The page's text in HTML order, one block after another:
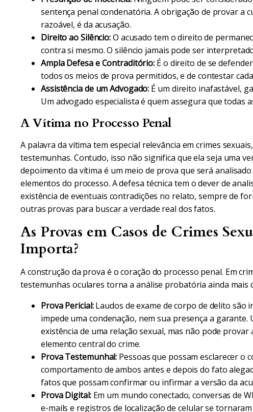
sentença penal condenatória. A obrigação de provar a
razoável, é da acusação.
Direito ao Silêncio:O acusado tem o direito de
contra si mesmo. O silêncio jamais pode ser
Ampla Defesa e Contraditório: É o direito de se
todos os meios de prova permitidos, e de contestar
Assistência de um Advogado: É um direito inafastável,
Um advogado especialista é quem assegura que todas
A Vítima no Processo Penal
A palavra da vítima tem especial relevância em crimes
testemunhas. Contudo, isso não significa que ela seja uma
depoimento da vítima é um meio de prova que será
elementos do processo. A defesa técnica tem o dever de
existência de eventuais contradições no relato, sempre de
outras provas para buscar a verdade real dos fatos.
As Provas em Casos de Crimes
Importa?
A construção da prova é o coração do processo penal. Em
testemunhas oculares torna a análise probatória ainda mais
Prova Pericial:Laudos de exame de corpo de delito são
impede uma condenação, nem sua presença a
existência de uma relação sexual, mas não pode
elemento central do crime.
Prova Testemunhal: Pessoas que possam esclarecer o
comportamento de ambos antes e depois do fato
fatos que possam confirmar ou infirmar a versão da
Prova Digital:Em um mundo conectado, conversas de
e-mails e registros de localização de celular se